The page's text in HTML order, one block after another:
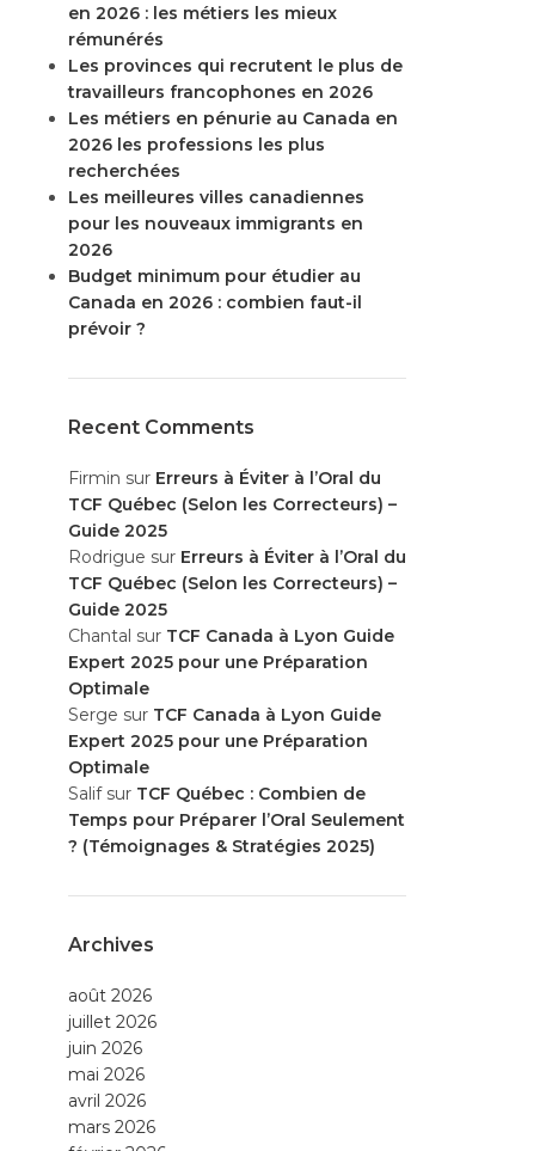
en 2026 : les métiers les mieux
rémunérés
Les provinces qui recrutent le plus de
travailleurs francophones en 2026
Les métiers en pénurie au Canada en
2026 les professions les plus
recherchées
Les meilleures villes canadiennes
pour les nouveaux immigrants en
2026
Budget minimum pour étudier au
Canada en 2026 : combien faut-il
prévoir ?
Recent Comments
Firmin sur Erreurs à Éviter à l’Oral du
TCF Québec (Selon les Correcteurs) –
Guide 2025
Rodrigue sur Erreurs à Éviter à l’Oral du
TCF Québec (Selon les Correcteurs) –
Guide 2025
Chantal sur TCF Canada à Lyon Guide
Expert 2025 pour une Préparation
Optimale
Serge sur TCF Canada à Lyon Guide
Expert 2025 pour une Préparation
Optimale
Salifsur TCF Québec : Combien de
Temps pour Préparer l’Oral Seulement
? (Témoignages & Stratégies 2025)
Archives
août 2026
juillet 2026
juin 2026
mai 2026
avril 2026
mars 2026